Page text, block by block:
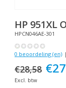
HP 951XL
HPCN046AE-301
0 beoordeling (en) |
€28,58
Excl. btw